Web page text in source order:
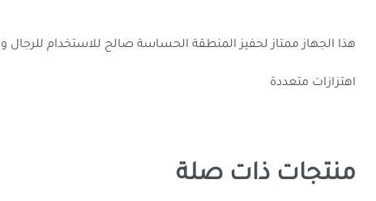
هذا الجهاز ممتاز لحفيز المنطقة الحساسة صالح للاستخدام للرجال
اهتزازات متعددة
منتجات ذات صلة